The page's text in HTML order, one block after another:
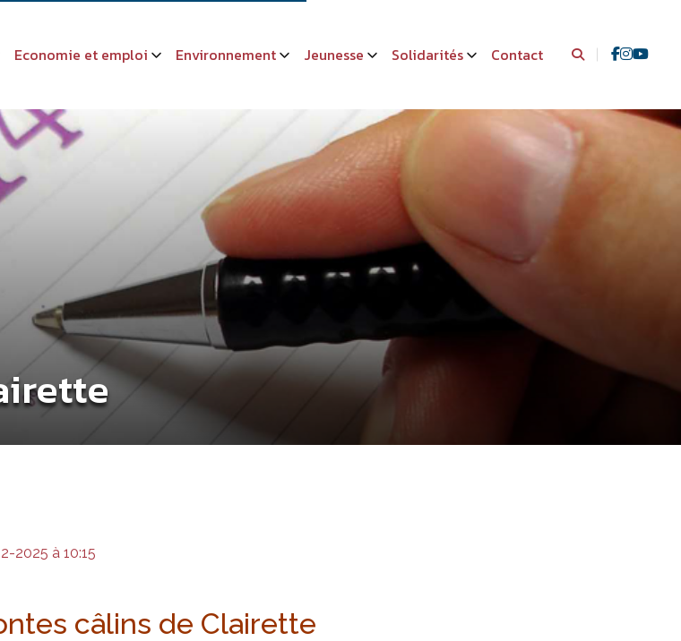
Economie et emploi Environnement Jeunesse Solidarités Contact
2025 à 10:15
câlins de Clairette